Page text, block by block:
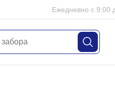
Ежедневно с 9:00